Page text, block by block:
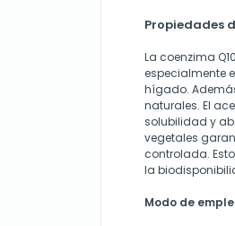
Propiedades
La coenzima
especialmente
hígado.
naturales. El
solubilidad y
vegetales
controlada.
la
Modo de